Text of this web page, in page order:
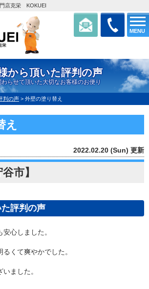
MENU
店克栄 KOKUEI
から頂いた評判の声
らせて頂いた大切なお客様のお便り
判の声 > 外壁の塗り替え
え
2022.02.20 (Sun) 更新
市】
評判の声
心しました。
くて爽やかでした。
ました。